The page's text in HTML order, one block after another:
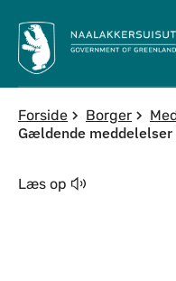
Forside Borger
Gældende
Læs op